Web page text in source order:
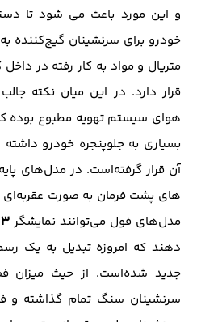
و این مورد باعث می شود تا
خودرو برای سرنشینان گیج‌کننده
متریال و مواد به کار رفته در
قرار دارد. در این میان نکته
هوای سیستم تهویه مطبوع بوده
بسیاری به جلوپنجره خودرو
آن قرار گرفته‌است. در مدل‌های
های پشت فرمان به صورت عقربه‌ای
مدل‌های فول می‌توانند نمایشگر12.3 اینچی
دهند که امروزه تبدیل به یک
جدید شده‌است. از حیث میزان
سرنشینان سنگ تمام گذاشته و